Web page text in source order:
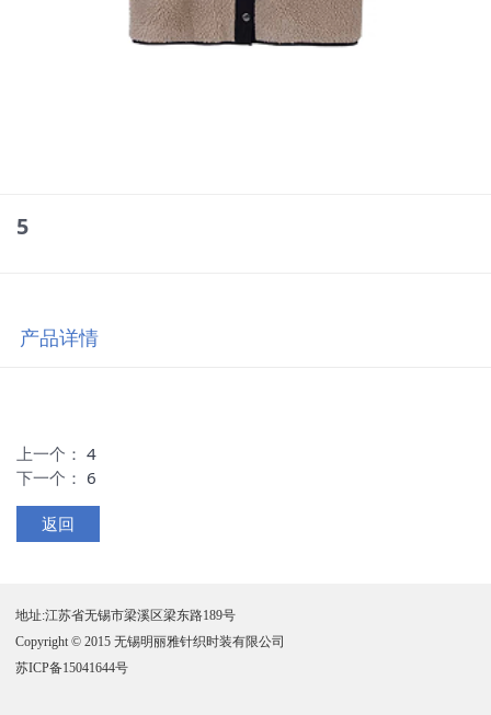
5
产品详情
上一个：4
下一个：6
返回
地址:江苏省无锡市梁溪区梁东路189号
Copyright © 2015 无锡明丽雅针织时装有限公司
苏ICP备15041644号